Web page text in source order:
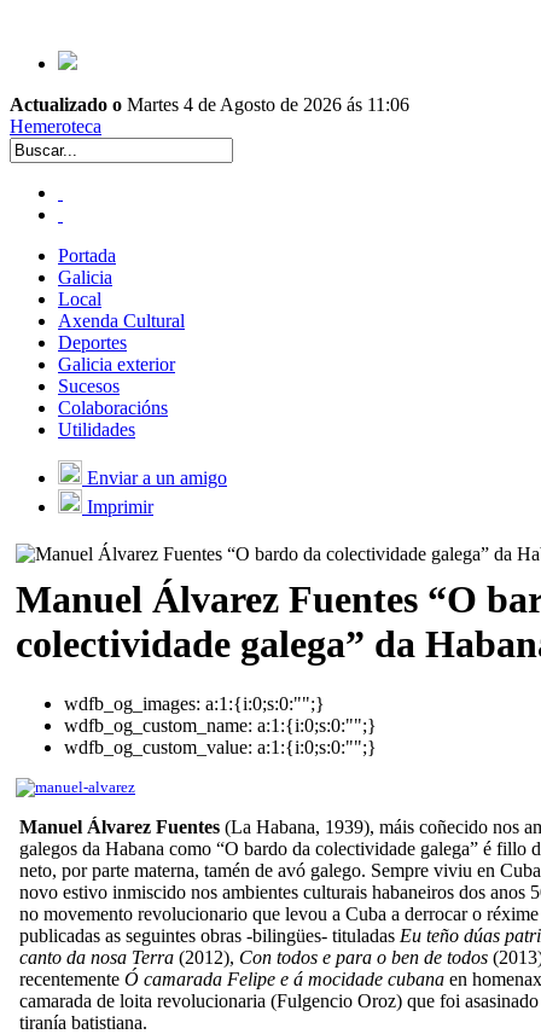
Actualizado o Martes 4 de Agosto de 2026 ás 11:06
Hemeroteca
Portada
Galicia
Local
Axenda Cultural
Deportes
Galicia exterior
Sucesos
Colaboracións
Utilidades
Enviar a un amigo
Imprimir
Manuel Álvarez Fuentes “O
colectividade galega” da
wdfb_og_images: a:1:{i:0;s:0:"";}
wdfb_og_custom_name: a:1:{i:0;s:0:"";}
wdfb_og_custom_value: a:1:{i:0;s:0:"";}
Manuel Álvarez Fuentes (La Habana, 1939), máis coñecido nos
galegos da Habana como “O bardo da colectividade galega” é fillo
neto, por parte materna, tamén de avó galego. Sempre viviu en
novo estivo inmiscido nos ambientes culturais habaneiros dos anos
no movemento revolucionario que levou a Cuba a derrocar o
publicadas as seguintes obras -bilingües- tituladas Eu teño dúas
canto da nosa Terra (2012), Con todos e para o ben de todos
recentemente Ó camarada Felipe e á mocidade cubana en
camarada de loita revolucionaria (Fulgencio Oroz) que foi
tiranía batistiana.